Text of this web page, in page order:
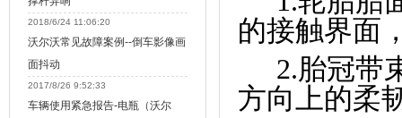
2018/6/24 11:06:20
沃尔沃常见故障案例--倒车影像画
面抖动
2017/8/26 9:52:33
车辆使用紧急报告-电瓶（沃尔
的接触界面
2.胎冠带
方向上的柔